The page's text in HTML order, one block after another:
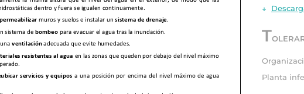
↓
T
Planta